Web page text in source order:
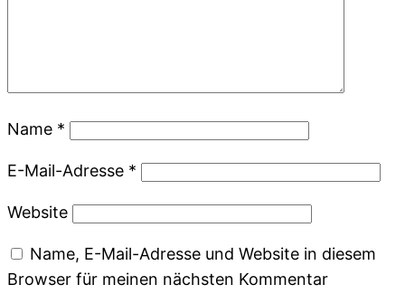
Name *
E-Mail-Adresse *
Website
Name, E-Mail-Adresse und Website in diesem
Browser für meinen nächsten Kommentar